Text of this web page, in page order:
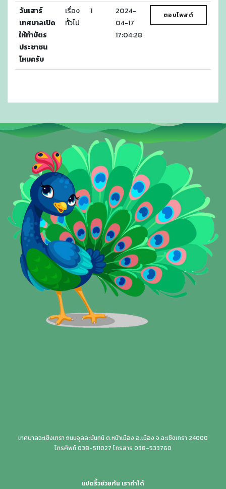
วันเสาร์
เทศบาลเปิด
ให้ทำบัตร
ประชาชน
ไหมครับ
เรื่อง
ทั้วไป
1
2024-
04-17
17:04:28
ตอบโพสต์
เทศบาลฉะเชิงเทรา ถนนจุลละนันทน์ ต.หน้าเมือง อ.เมือง จ.ฉะเชิงเทรา 24000
โทรศัพท์ 038-511027 โทรสาร 038-533760
แปดริ้วช่วยกัน เราทำได้